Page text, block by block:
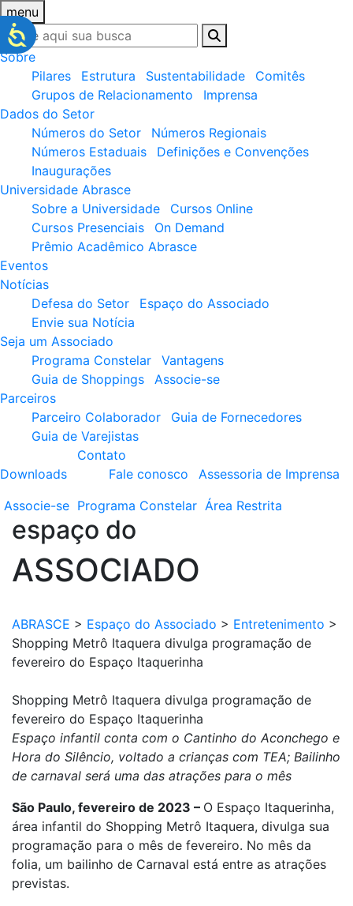
menu
Sobre
Pilares
Estrutura Sustentabilidade
Comitês
Grupos de Relacionamento
Imprensa
Dados do Setor
Números do Setor
Números Regionais
Números Estaduais
Definições e Convenções
Inaugurações
Universidade Abrasce
Sobre a Universidade
Cursos Online
Cursos Presenciais
On Demand
Prêmio Acadêmico Abrasce
Eventos
Notícias
Defesa do Setor
Espaço do Associado
Envie sua Notícia
Seja um Associado
Programa Constelar
Vantagens
Guia de Shoppings
Associe-se
Parceiros
Parceiro Colaborador
Guia de Fornecedores
Guia de Varejistas
Downloads
Contato
Fale conosco
Assessoria de Imprensa
Associe-se Programa Constelar Área Restrita
espaço do
ASSOCIADO
ABRASCE > Espaço do Associado > Entretenimento >
Shopping Metrô Itaquera divulga programação de
fevereiro do Espaço Itaquerinha
Shopping Metrô Itaquera divulga programação de
fevereiro do Espaço Itaquerinha
Espaço infantil conta com o Cantinho do Aconchego e
Hora do Silêncio, voltado a crianças com TEA; Bailinho
de carnaval será uma das atrações para o mês
São Paulo, fevereiro de 2023 – O Espaço Itaquerinha,
área infantil do Shopping Metrô Itaquera, divulga sua
programação para o mês de fevereiro. No mês da
folia, um bailinho de Carnaval está entre as atrações
previstas.